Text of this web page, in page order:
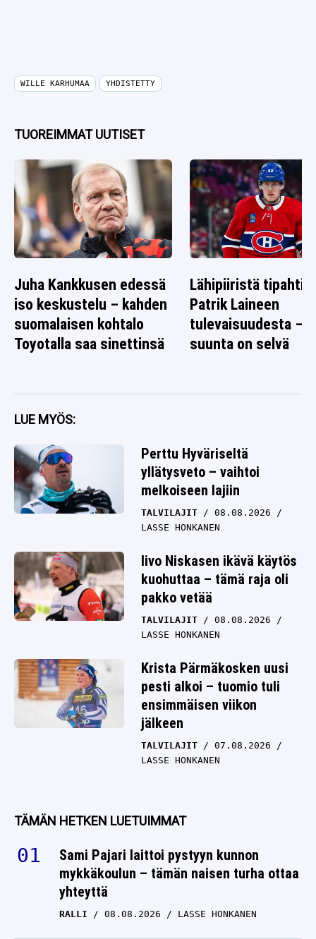
WILLE KARHUMAA YHDISTETTY
TUOREIMMAT UUTISET
Juha Kankkusen edessä
iso keskustelu – kahden
suomalaisen kohtalo
Toyotalla saa sinettinsä
Lähipiiristä tipahti
Patrik Laineen
tulevaisuudesta –
suunta on selvä
LUE MYÖS:
Perttu Hyväriseltä
yllätysveto – vaihtoi
melkoiseen lajiin
TALVILAJIT
08.08.2026
LASSE HONKANEN
Iivo Niskasen ikävä käytös
kuohuttaa – tämä raja oli
pakko vetää
TALVILAJIT
08.08.2026
LASSE HONKANEN
Krista Pärmäkosken uusi
pesti alkoi – tuomio tuli
ensimmäisen viikon
jälkeen
TALVILAJIT
07.08.2026
LASSE HONKANEN
TÄMÄN HETKEN LUETUIMMAT
Sami Pajari laittoi pystyyn kunnon
mykkäkoulun – tämän naisen turha ottaa
yhteyttä
RALLI 08.08.2026 LASSE HONKANEN